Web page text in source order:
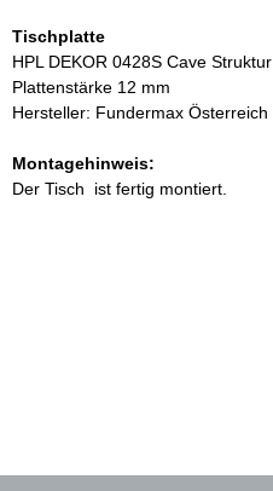
Tischplatte
HPL DEKOR 0428S Cave Struktur
Plattenstärke 12 mm
Hersteller: Fundermax Österreich
Montagehinweis:
Der Tisch ist fertig montiert.